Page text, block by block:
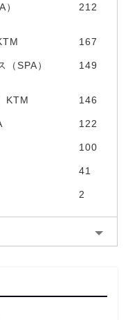
212
167
SPA）
149
KTM 146
122
100
41
2